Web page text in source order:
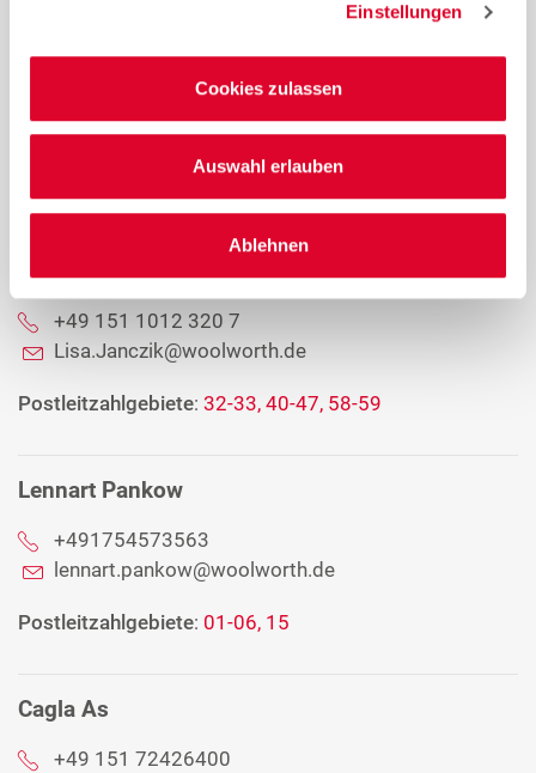
Einstellungen
Cookies zulassen
Auswahl erlauben
Ablehnen
Ole Agergaard Jensen
+49 175 4374 616
Ole.Jensen@woolworth.de
Lisa Janczik
+49 151 1012 320 7
Lisa.Janczik@woolworth.de
Postleitzahlgebiete: 32-33, 40-47, 58-59
Lennart Pankow
+491754573563
lennart.pankow@woolworth.de
Postleitzahlgebiete: 01-06, 15
Cagla As
+49 151 72426400